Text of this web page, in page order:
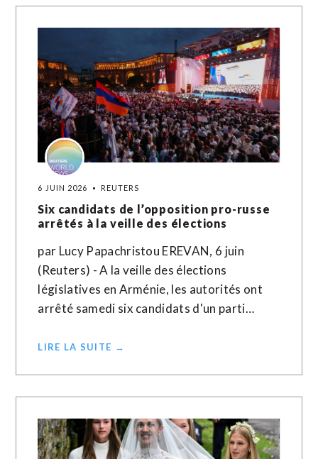
6 JUIN 2026 REUTERS
Six candidats de l’opposition pro-russe
arrêtés à la veille des élections
par Lucy Papachristou EREVAN, 6 juin
(Reuters) - A la veille des élections
législatives en Arménie, les autorités ont
arrêté samedi six candidats d'un parti…
LIRE LA SUITE →